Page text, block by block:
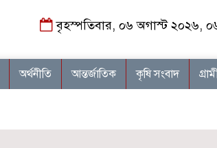
বৃহস্পতিবার, ০৬ অগাস্ট ২০২৬,
অর্থনীতি আন্তর্জাতিক কৃষি সংবাদ